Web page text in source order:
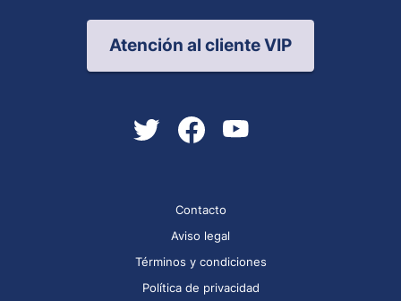
Atención al cliente VIP
Contacto
Aviso legal
Términos y condiciones
Política de privacidad